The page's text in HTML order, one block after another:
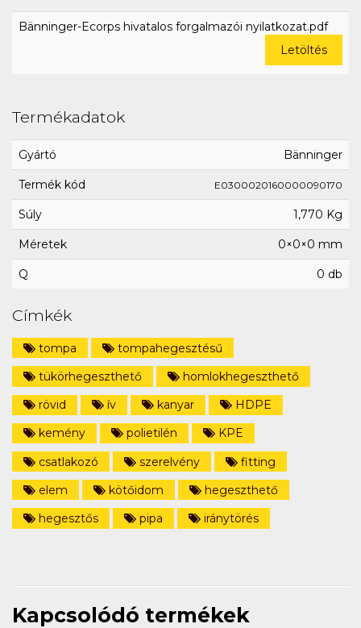
Bänninger-Ecorps hivatalos forgalmazói nyilatkozat.pdf
Letöltés
Termékadatok
Gyártó Bänninger
Termék kód E0300020160000090170
Súly 1,770 Kg
Méretek 0×0×0 mm
Q 0 db
Címkék
tompa
tompahegesztésű
tükörhegeszthető
homlokhegeszthető
rövid
ív kanyar
HDPE
kemény
polietilén
KPE
csatlakozó
szerelvény
fitting
elem
kötőidom
hegeszthető
hegesztős
pipa iránytörés
Kapcsolódó termékek